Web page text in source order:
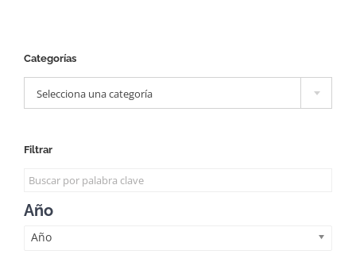
Categorías
Selecciona una categoría
Filtrar
Año
Año